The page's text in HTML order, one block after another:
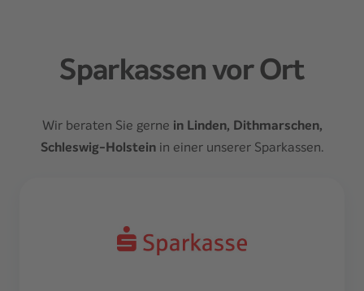
Sparkassen vor Ort
Wir beraten Sie gerne in Linden, Dithmarschen,
Schleswig-Holsteinin einer unserer Sparkassen.